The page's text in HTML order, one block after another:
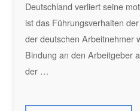
Deutschland verliert seine
ist das Führungsverhalten
der deutschen Arbeitnehmer
Bindung an den Arbeitgeber
der …